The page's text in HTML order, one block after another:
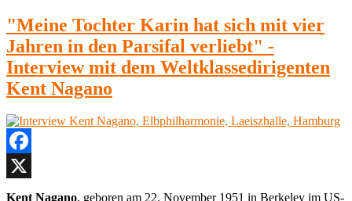
Kent
Nagano
2,
Laeiszhalle
"Meine Tochter Karin hat sich mit vier
Jahren in den Parsifal verliebt" -
Interview mit dem Weltklassedirigenten
Kent Nagano
Facebook
X
Kent Nagano, geboren am 22. November 1951 in Berkeley im US-